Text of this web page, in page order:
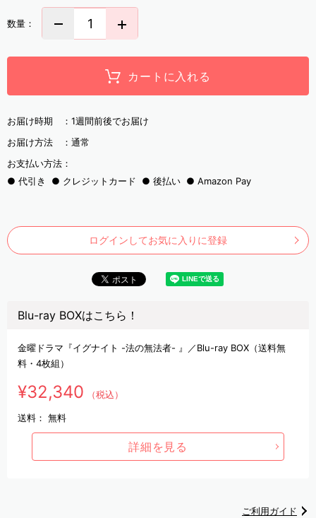
数量：
カートに入れる
お届け時期 ： 1週間前後でお届け
お届け方法 ： 通常
お支払い方法：
代引き
クレジットカード 後払い Amazon Pay
ログインしてお気に入りに登録
Blu-ray BOXはこちら！
金曜ドラマ『イグナイト -法の無法者- 』／Blu-ray BOX（送料無
料・4枚組）
¥32,340 （税込）
送料： 無料
詳細を見る
ご利用ガイド